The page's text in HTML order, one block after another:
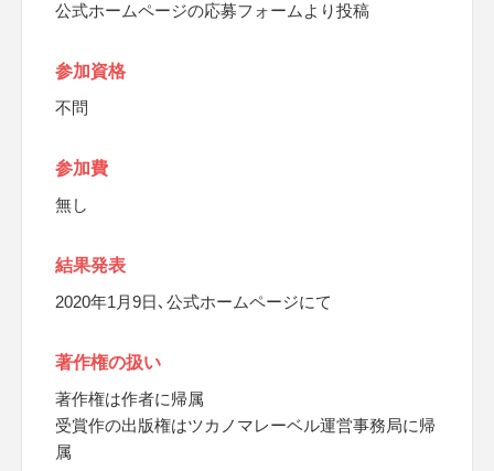
公式ホームページの応募フォームより投稿
参加資格
不問
参加費
無し
結果発表
2020年1月9日､公式ホームページにて
著作権の扱い
著作権は作者に帰属
受賞作の出版権はツカノマレーベル運営事務局に帰
属